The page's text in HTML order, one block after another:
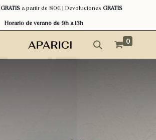
GRATISa partir de 80€ | Devoluciones GRATIS
Horario de verano de 9h a 13h
0